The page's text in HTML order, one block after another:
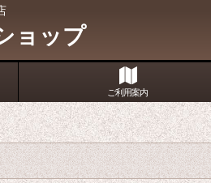
ョップ
ご利用案内